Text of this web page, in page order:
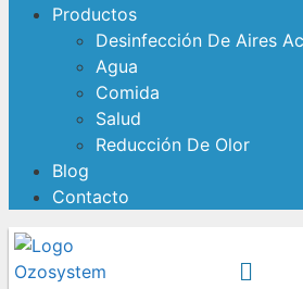
Productos
Desinfección De Aires
Agua
Comida
Salud
Reducción De Olor
Blog
Contacto